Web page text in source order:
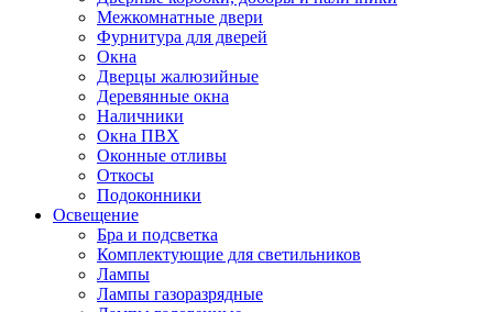
Межкомнатные двери
Фурнитура для дверей
Окна
Дверцы жалюзийные
Деревянные окна
Наличники
Окна ПВХ
Оконные отливы
Откосы
Подоконники
Освещение
Бра и подсветка
Комплектующие для светильников
Лампы
Лампы газоразрядные